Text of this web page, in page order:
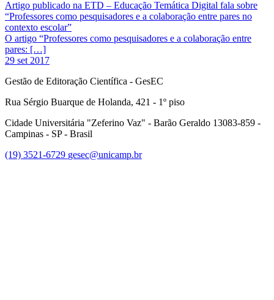
Artigo publicado na ETD – Educação Temática Digital fala sobre
“Professores como pesquisadores e a colaboração entre pares no
contexto escolar”
O artigo “Professores como pesquisadores e a colaboração entre
pares: […]
29 set 2017
Gestão de Editoração Científica - GesEC
Rua Sérgio Buarque de Holanda, 421 - 1º piso
Cidade Universitária "Zeferino Vaz" - Barão Geraldo 13083-859 -
Campinas - SP - Brasil
(19) 3521-6729 gesec@unicamp.br